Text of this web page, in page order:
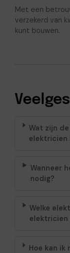
Met een
verzekerd van
kunt bouwen.
Wat zijn
elektricien
Wanneer
nodig?
Welke
elektricien
Hoe kan